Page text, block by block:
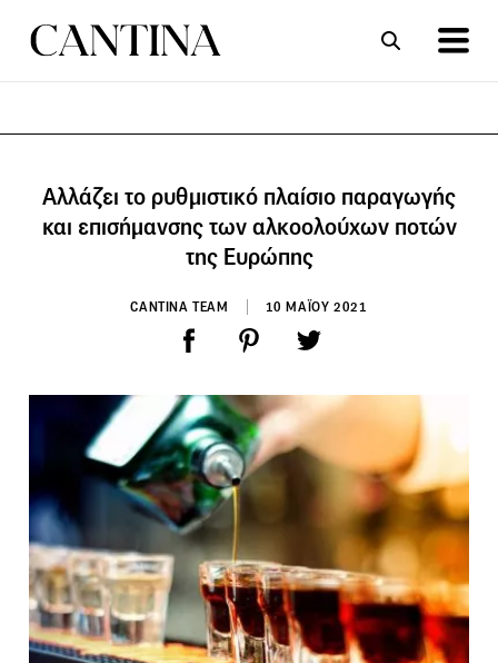
Αλλάζει το ρυθμιστικό πλαίσιο παραγωγής
και επισήμανσης των αλκοολούχων ποτών
της Ευρώπης
CANTINA TEAM 10 ΜΑΪΟΥ 2021